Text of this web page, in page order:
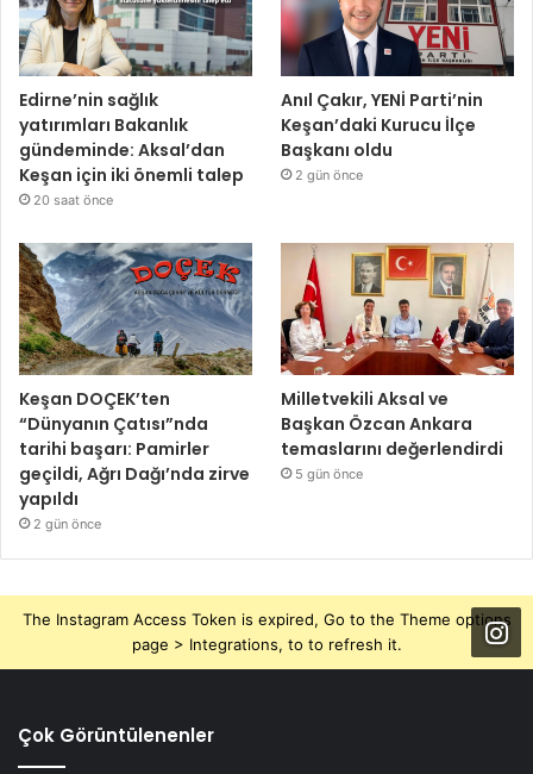
Edirne’nin sağlık
yatırımları Bakanlık
gündeminde: Aksal’dan
Keşan için iki önemli talep
20 saat önce
Anıl Çakır, YENİ Parti’nin
Keşan’daki Kurucu İlçe
Başkanı oldu
2 gün önce
Keşan DOÇEK’ten
“Dünyanın Çatısı”nda
tarihi başarı: Pamirler
geçildi, Ağrı Dağı’nda zirve
yapıldı
2 gün önce
Milletvekili Aksal ve
Başkan Özcan Ankara
temaslarını değerlendirdi
5 gün önce
The Instagram Access Token is expired, Go to the Theme options
page > Integrations, to to refresh it.
Çok Görüntülenenler